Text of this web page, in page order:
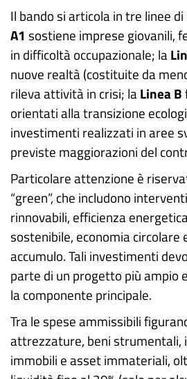
Il bando si articola in tre linee
A1 sostiene imprese giovanili,
in difficoltà occupazionale; la
nuove realtà (costituite da
rileva attività in crisi; laLinea B
orientati alla transizione
investimenti realizzati in aree
previste maggiorazioni del
Particolare attenzione è
“green”, che includono
rinnovabili, efficienza
sostenibile, economia circolare
accumulo. Tali investimenti
parte di un progetto più ampio
la componente principale.
Tra le spese ammissibili
attrezzature, beni strumentali,
immobili e asset immateriali,